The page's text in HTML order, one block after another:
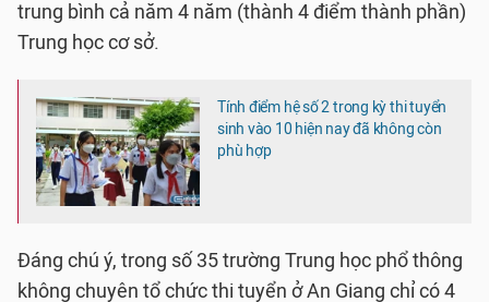
trung bình cả năm 4 năm (thành 4 điểm thành phần)
Trung học cơ sở.
Tính điểm hệ số 2 trong kỳ thi tuyển
sinh vào 10 hiện nay đã không còn
phù hợp
Đáng chú ý, trong số 35 trường Trung học phổ thông
không chuyên tổ chức thi tuyển ở An Giang chỉ có 4